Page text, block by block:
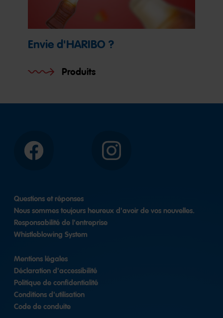
Envie d'HARIBO ?
Produits
Facebook Instagram
Questions et réponses
Nous sommes toujours heureux d'avoir de vos nouvelles.
Responsabilité de l'entreprise
Whistleblowing System
Mentions légales
Déclaration d'accessibilité
Politique de confidentialité
Conditions d'utilisation
Code de conduite